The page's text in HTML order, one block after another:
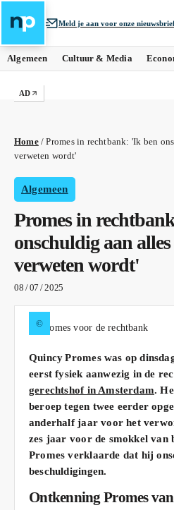
Meld je aan voor onze
Algemeen Cultuur & Media
AD
Home/Promes in rechtbank: 'Ik ben
verweten wordt'
Algemeen
Promes in
onschuldig aan
verweten wordt'
08 / 07 / 2025
©
Quincy Promes was op
eerst fysiek aanwezig in de
gerechtshof in Amsterdam.
beroep tegen twee eerder
anderhalf jaar voor het
zes jaar voor de smokkel van
Promes verklaarde dat hij
beschuldigingen.
Ontkenning Promes